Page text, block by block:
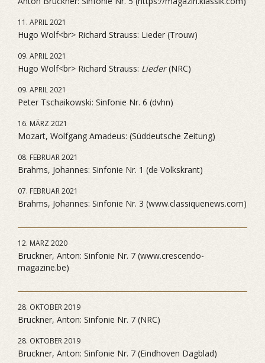
11. APRIL 2021
Hugo Wolf<br> Richard Strauss: Lieder (Trouw)
09. APRIL 2021
Hugo Wolf<br> Richard Strauss: Lieder(NRC)
09. APRIL 2021
Peter Tschaikowski: Sinfonie Nr. 6 (dvhn)
16. MÄRZ 2021
Mozart, Wolfgang Amadeus: (Süddeutsche Zeitung)
08. FEBRUAR 2021
Brahms, Johannes: Sinfonie Nr. 1 (de Volkskrant)
07. FEBRUAR 2021
Brahms, Johannes: Sinfonie Nr. 3 (www.classiquenews.com)
12. MÄRZ 2020
Bruckner, Anton: Sinfonie Nr. 7 (www.crescendo-
magazine.be)
28. OKTOBER 2019
Bruckner, Anton: Sinfonie Nr. 7 (NRC)
28. OKTOBER 2019
Bruckner, Anton: Sinfonie Nr. 7 (Eindhoven Dagblad)